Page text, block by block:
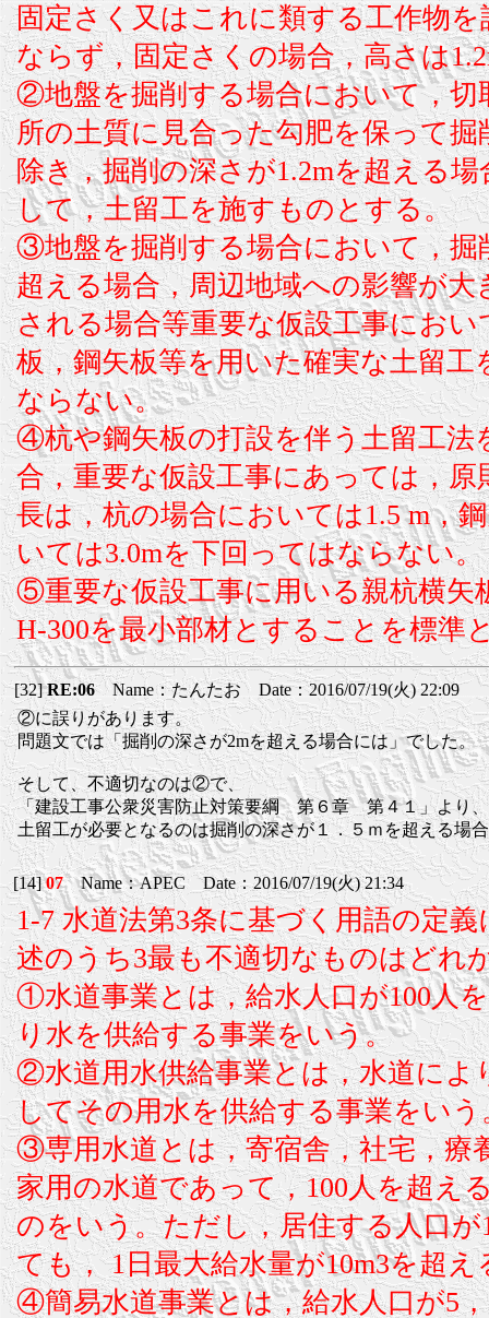
固定さく又はこれに類する工作物
ならず，固定さくの場合，高さは
②地盤を掘削する場合において，切
所の土質に見合った勾肥を保って
除き，掘削の深さが1.2mを超える
して，土留工を施すものとする。
③地盤を掘削する場合において，掘
超える場合，周辺地域への影響が大
される場合等重要な仮設工事におい
板，鋼矢板等を用いた確実な土留工
ならない。
④杭や鋼矢板の打設を伴う土留工法
合，重要な仮設工事にあっては，原
長は，杭の場合においては1.5 m，
いては3.0mを下回ってはならない。
⑤重要な仮設工事に用いる親杭横矢
H-300を最小部材とすることを標準
[32]RE:06Name：たんたお Date：2016/07/19(火) 22:09
②に誤りがあります。
問題文では「掘削の深さが2mを超える場合には」でした。
そして、不適切なのは②で、
「建設工事公衆災害防止対策要綱 第６章 第４１」より、
土留工が必要となるのは掘削の深さが１．５ｍを超える場
[14]07Name：APEC Date：2016/07/19(火) 21:34
1-7 水道法第3条に基づく用語の定
述のうち3最も不適切なものはどれ
①水道事業とは，給水人口が100人
り水を供給する事業をいう。
②水道用水供給事業とは，水道によ
してその用水を供給する事業をいう
③専用水道とは，寄宿舎，社宅，療
家用の水道であって，100人を超え
のをいう。ただし，居住する人口が
ても， 1日最大給水量が10m3を超
④簡易水道事業とは，給水人口が5